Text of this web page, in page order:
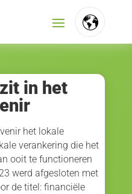
in het
het lokale
verankering die het
ooit te functioneren
werd afgesloten met
de titel: financiële